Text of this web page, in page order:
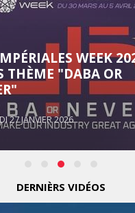
WEEK
THÈME "DABA OR
27 JANVIER 2026
DERNIÈRS VIDÉOS